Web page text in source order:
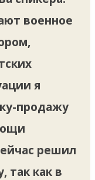
военное
я
продажу
решил
так как в